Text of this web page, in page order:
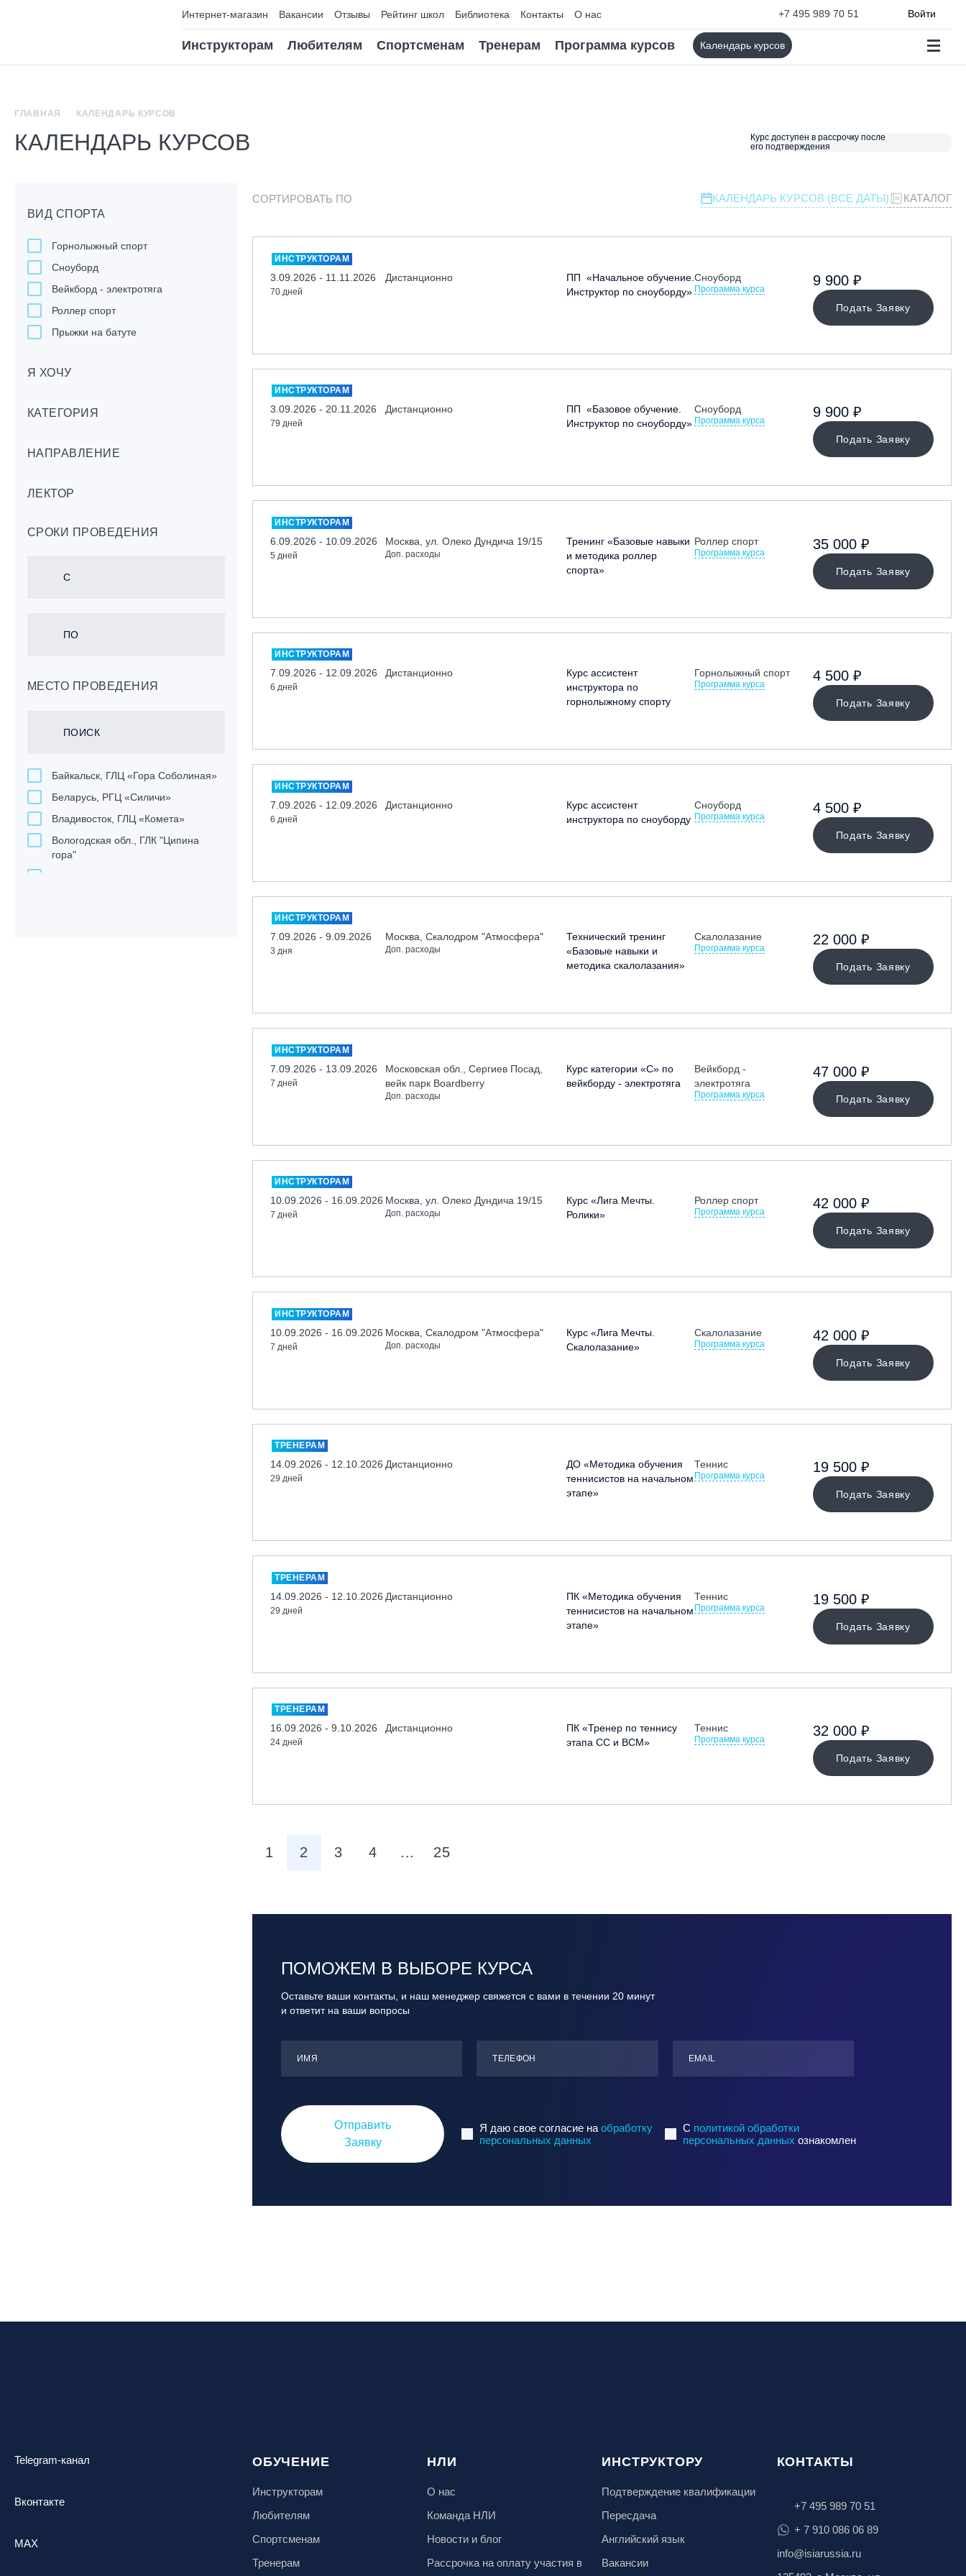
Интернет-магазин Вакансии Отзывы Рейтинг школ Библиотека Контакты О нас +7 495 989 70 51 Войти
Инструкторам Любителям Спортсменам Тренерам Программа курсов Календарь курсов
ГЛАВНАЯ КАЛЕНДАРЬ КУРСОВ
КАЛЕНДАРЬ КУРСОВ
Курс доступен в рассрочку после
его подтверждения
ВИД СПОРТА
Горнолыжный спорт
Сноуборд
Вейкборд - электротяга
Роллер спорт
Прыжки на батуте
Лонгбординг
бордах
Игровые виды спорта
Мечевой бой
Я ХОЧУ
КАТЕГОРИЯ
НАПРАВЛЕНИЕ
ЛЕКТОР
СРОКИ ПРОВЕДЕНИЯ
МЕСТО ПРОВЕДЕНИЯ
Байкальск, ГЛЦ «Гора Соболиная»
Беларусь, РГЦ «Силичи»
Владивосток, ГЛЦ «Комета»
Вологодская обл., ГЛК "Ципина
гора"
СОРТИРОВАТЬ ПО КАЛЕНДАРЬ КУРСОВ (ВСЕ ДАТЫ) КАТАЛОГ
ИНСТРУКТОРАМ
3.09.2026 - 11.11.2026
70 дней
Дистанционно
ПП «Начальное обучение.
Инструктор по сноуборду»
Сноуборд
Программа курса
Подать Заявку
9 900 ₽
ИНСТРУКТОРАМ
3.09.2026 - 20.11.2026
79 дней
Дистанционно
ПП «Базовое обучение.
Инструктор по сноуборду»
Сноуборд
Программа курса
Подать Заявку
9 900 ₽
ИНСТРУКТОРАМ
6.09.2026 - 10.09.2026
5 дней
Москва, ул. Олеко Дундича 19/15
Доп. расходы
Тренинг «Базовые навыки
и методика роллер
спорта»
Роллер спорт
Программа курса
Подать Заявку
35 000 ₽
ИНСТРУКТОРАМ
7.09.2026 - 12.09.2026
6 дней
Дистанционно
Курс ассистент
инструктора по
горнолыжному спорту
Горнолыжный спорт
Программа курса
Подать Заявку
4 500 ₽
ИНСТРУКТОРАМ
7.09.2026 - 12.09.2026
6 дней
Дистанционно
Курс ассистент
инструктора по сноуборду
Сноуборд
Программа курса
Подать Заявку
4 500 ₽
ИНСТРУКТОРАМ
7.09.2026 - 9.09.2026
3 дня
Москва, Скалодром "Атмосфера"
Доп. расходы
Технический тренинг
«Базовые навыки и
методика скалолазания»
Скалолазание
Программа курса
Подать Заявку
22 000 ₽
ИНСТРУКТОРАМ
7.09.2026 - 13.09.2026
7 дней
Московская обл., Сергиев Посад,
вейк парк Boardberry
Доп. расходы
Курс категории «С» по
вейкборду - электротяга
Вейкборд -
электротяга
Программа курса Подать Заявку
47 000 ₽
ИНСТРУКТОРАМ
10.09.2026 - 16.09.2026
7 дней
Москва, ул. Олеко Дундича 19/15
Доп. расходы
Курс «Лига Мечты.
Ролики»
Роллер спорт
Программа курса
Подать Заявку
42 000 ₽
ИНСТРУКТОРАМ
10.09.2026 - 16.09.2026
7 дней
Москва, Скалодром "Атмосфера"
Доп. расходы
Курс «Лига Мечты.
Скалолазание»
Скалолазание
Программа курса
Подать Заявку
42 000 ₽
ТРЕНЕРАМ
14.09.2026 - 12.10.2026
29 дней
Дистанционно
ДО «Методика обучения
теннисистов на начальном
этапе»
Теннис
Программа курса
Подать Заявку
19 500 ₽
ТРЕНЕРАМ
14.09.2026 - 12.10.2026
29 дней
Дистанционно
ПК «Методика обучения
теннисистов на начальном
этапе»
Теннис
Программа курса
Подать Заявку
19 500 ₽
ТРЕНЕРАМ
16.09.2026 - 9.10.2026
24 дней
Дистанционно
ПК «Тренер по теннису
этапа СС и ВСМ»
Теннис
Программа курса
Подать Заявку
32 000 ₽
1 2 3 4 ... 25
ПОМОЖЕМ В ВЫБОРЕ КУРСА
Оставьте ваши контакты, и наш менеджер свяжется с вами в течении 20 минут
и ответит на ваши вопросы
ИМЯ ТЕЛЕФОН ЕMАIL
Отправить
Заявку
Я даю свое согласие наобработку
персональных данных
C политикой обработки
персональных данных ознакомлен
Telegram-канал
Вконтакте
MAX
ОБУЧЕНИЕ
Инструкторам
Любителям
Спортсменам
Тренерам
НЛИ
О нас
Команда НЛИ
Новости и блог
Рассрочка на оплату участия в
ИНСТРУКТОРУ
Подтверждение квалификации
Пересдача
Английский язык
Вакансии
КОНТАКТЫ
+7 495 989 70 51
+ 7 910 086 06 89
info@isiarussia.ru